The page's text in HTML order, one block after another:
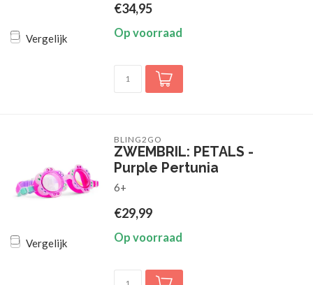
Vergelijk
€34,95
Op voorraad
Vergelijk
BLING2GO
ZWEMBRIL: PETALS -
Purple Pertunia
6+
€29,99
Op voorraad